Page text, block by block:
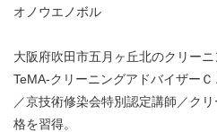
オノウエノボル
大阪府吹田市五月ヶ丘北のクリーニ
TeMA-クリーニングアドバイザー
／京技術修染会特別認定講師／ク
格を習得。